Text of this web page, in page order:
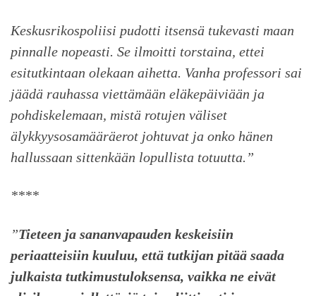
Keskusrikospoliisi pudotti itsensä tukevasti maan
pinnalle nopeasti. Se ilmoitti torstaina, ettei
esitutkintaan olekaan aihetta. Vanha professori sai
jäädä rauhassa viettämään eläkepäiviään ja
pohdiskelemaan, mistä rotujen väliset
älykkyysosamääräerot johtuvat ja onko hänen
hallussaan sittenkään lopullista totuutta.”
****
”Tieteen ja sananvapauden keskeisiin
periaatteisiin kuuluu, että tutkijan pitää saada
julkaista tutkimustuloksensa, vaikka ne eivät